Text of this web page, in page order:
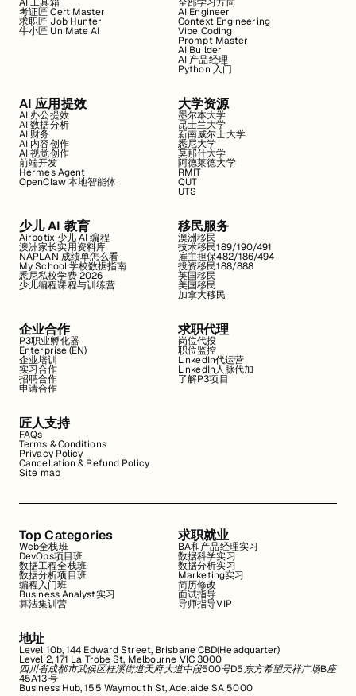
AI 工具箱
考证匠 Cert Master
求职匠 Job Hunter
牛小匠 UniMate AI
全部学习方向
AI Engineer
Context Engineering
Vibe Coding
Prompt Master
AI Builder
AI 产品经理
Python 入门
AI 应用提效
AI 办公提效
AI 数据分析
AI 财务
AI 内容创作
AI 视觉创作
前端开发
Hermes Agent
OpenClaw 本地智能体
大学资源
墨尔本大学
昆士兰大学
新南威尔士大学
悉尼大学
莫那什大学
阿德莱德大学
RMIT
QUT
UTS
少儿 AI 教育
Airbotix 少儿 AI 编程
澳洲家长实用资料库
NAPLAN 成绩单怎么看
My School 学校数据指南
悉尼私校学费 2026
少儿编程课程与训练营
移民服务
澳洲移民
技术移民189/190/491
雇主担保482/186/494
投资移民188/888
英国移民
美国移民
加拿大移民
企业合作
P3职业孵化器
Enterprise (EN)
企业培训
实习合作
招聘合作
申请合作
求职代理
岗位代投
职位监控
LinkedIn代运营
LinkedIn人脉代加
了解P3项目
匠人支持
FAQs
Terms & Conditions
Privacy Policy
Cancellation & Refund Policy
Site map
Top Categories
Web全栈班
DevOps项目班
数据工程全栈班
数据分析项目班
编程入门班
Business Analyst实习
算法集训营
求职就业
BA和产品经理实习
数据科学实习
数据分析实习
Marketing实习
简历修改
面试指导
导师指导VIP
地址
Level 10b, 144 Edward Street, Brisbane CBD(Headquarter)
Level 2, 171 La Trobe St, Melbourne VIC 3000
四川省成都市武侯区桂溪街道天府大道中段500号D5东方希望天祥广场B座
45A13号
Business Hub, 155 Waymouth St, Adelaide SA 5000